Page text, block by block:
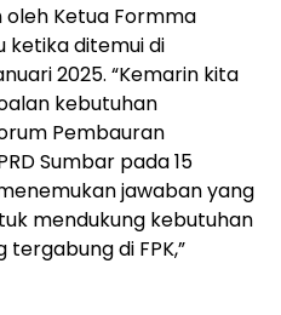
Ketua Formma
ketika ditemui di
2025. “Kemarin kita
kebutuhan
Pembauran
Sumbar pada 15
jawaban yang
mendukung kebutuhan
di FPK,”